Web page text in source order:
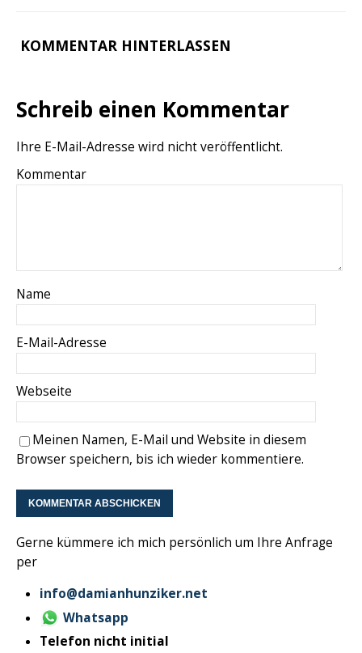
KOMMENTAR HINTERLASSEN
Schreib einen Kommentar
Ihre E-Mail-Adresse wird nicht veröffentlicht.
Kommentar
Name
E-Mail-Adresse
Webseite
Meinen Namen, E-Mail und Website in diesem
Browser speichern, bis ich wieder kommentiere.
Gerne kümmere ich mich persönlich um Ihre Anfrage
per
info@damianhunziker.net
Whatsapp
Telefon nicht initial